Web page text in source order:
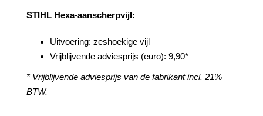
STIHL Hexa-aanscherpvijl:
Uitvoering: zeshoekige vijl
Vrijblijvende adviesprijs (euro): 9,90*
* Vrijblijvende adviesprijs van de fabrikant incl. 21%
BTW.